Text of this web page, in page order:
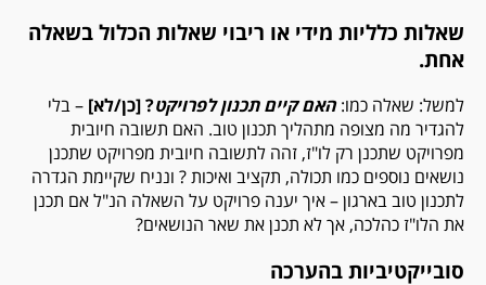
שאלות כלליות מידי או ריבוי שאלות הכלול בשאלה
אחת.
למשל: שאלה כמו:האם קיים תכנון לפרויקט? [כן/לא] – בלי
להגדיר מה מצופה מתהליך תכנון טוב. האם תשובה חיובית
מפרויקט שתכנן רק לו"ז, זהה לתשובה חיובית מפרויקט שתכנן
נושאים נוספים כמו תכולה, תקציב ואיכות ? ונניח שקיימת הגדרה
לתכנון טוב בארגון – איך יענה פרויקט על השאלה הנ"ל אם תכנן
את הלו"ז כהלכה, אך לא תכנן את שאר הנושאים?
סובייקטיביות בהערכה